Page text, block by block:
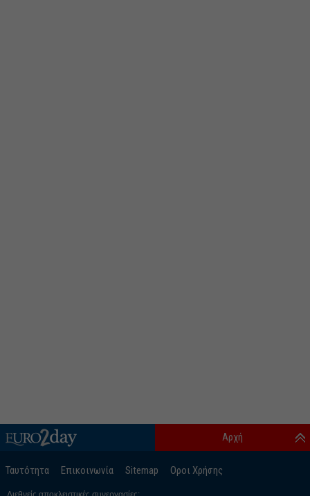
Ταυτότητα Επικοινωνία Sitemap Οροι Χρήσης
Αρχή